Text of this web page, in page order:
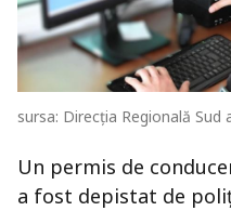
sursa: Direcția Regională Sud
Un permis de
a fost depistat de